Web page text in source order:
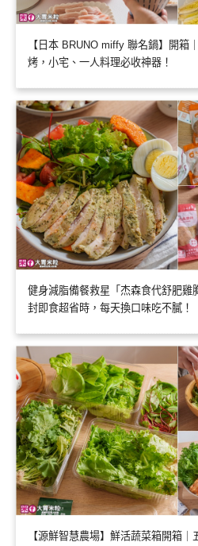
【日本 BRUNO miffy 聯名鍋】開箱
烤，小宅、一人料理必收神器！
健身減脂備餐救星「杰森食代舒肥雞
封即食超省時，每天換口味吃不膩！
【源鮮智慧農場】鮮活蔬菜箱開箱